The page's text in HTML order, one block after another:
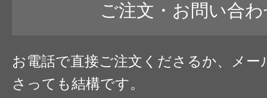
ご注文・お問い合
お電話で直接ご注文くださるか、メー
さっても結構です。